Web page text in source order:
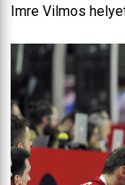
Imre Vilmos